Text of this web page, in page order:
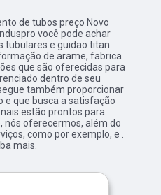
de tubos preço Novo
você pode achar
tubulares e guidao titan
de arame, fabrica
que são oferecidas para
dentro de seu
também proporcionar
e que busca a satisfação
estão prontos para
nós oferecermos, além do
como por exemplo, e .
mais.